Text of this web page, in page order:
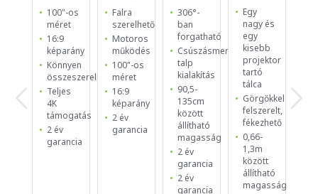
100"-os
méret
16:9
képarány
Könnyen
összeszerelhető
Teljes
4K
támogatás
2 év
garancia
Falra
szerelhető
Motoros
működés
100"-os
méret
16:9
képarány
2 év
garancia
306°-
ban
forgatható
Csúszásmentes
talp
kialakítás
90,5-
135cm
között
állítható
magasság
2 év
garancia
2 év
garancia
Egy
nagy és
egy
kisebb
projektor
tartó
tálca
Görgőkkel
felszerelt,
fékezhető
0,66-
1,3m
között
állítható
magasság